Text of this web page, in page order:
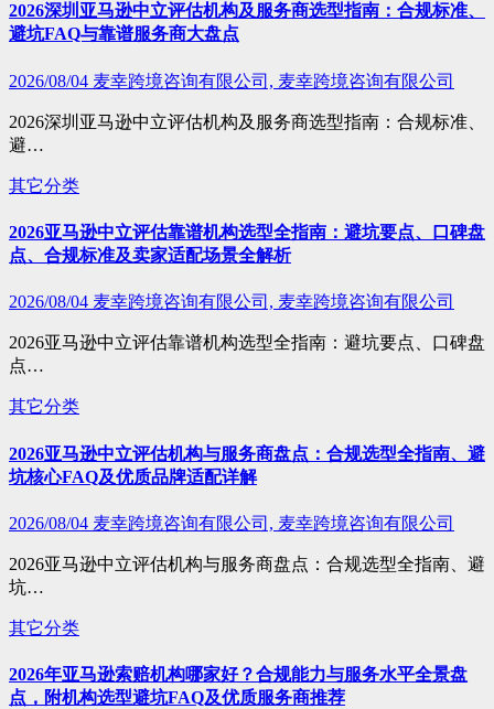
2026深圳亚马逊中立评估机构及服务商选型指南：合规标准、
避坑FAQ与靠谱服务商大盘点
2026/08/04 麦幸跨境咨询有限公司, 麦幸跨境咨询有限公司
2026深圳亚马逊中立评估机构及服务商选型指南：合规标准、
避…
其它分类
2026亚马逊中立评估靠谱机构选型全指南：避坑要点、口碑盘
点、合规标准及卖家适配场景全解析
2026/08/04 麦幸跨境咨询有限公司, 麦幸跨境咨询有限公司
2026亚马逊中立评估靠谱机构选型全指南：避坑要点、口碑盘
点…
其它分类
2026亚马逊中立评估机构与服务商盘点：合规选型全指南、避
坑核心FAQ及优质品牌适配详解
2026/08/04 麦幸跨境咨询有限公司, 麦幸跨境咨询有限公司
2026亚马逊中立评估机构与服务商盘点：合规选型全指南、避
坑…
其它分类
2026年亚马逊索赔机构哪家好？合规能力与服务水平全景盘
点，附机构选型避坑FAQ及优质服务商推荐